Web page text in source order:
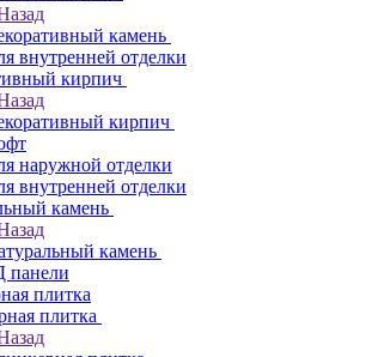
камень
внутренней отделки
кирпич
кирпич
наружной отделки
внутренней отделки
камень
камень
панели
плитка
плитка